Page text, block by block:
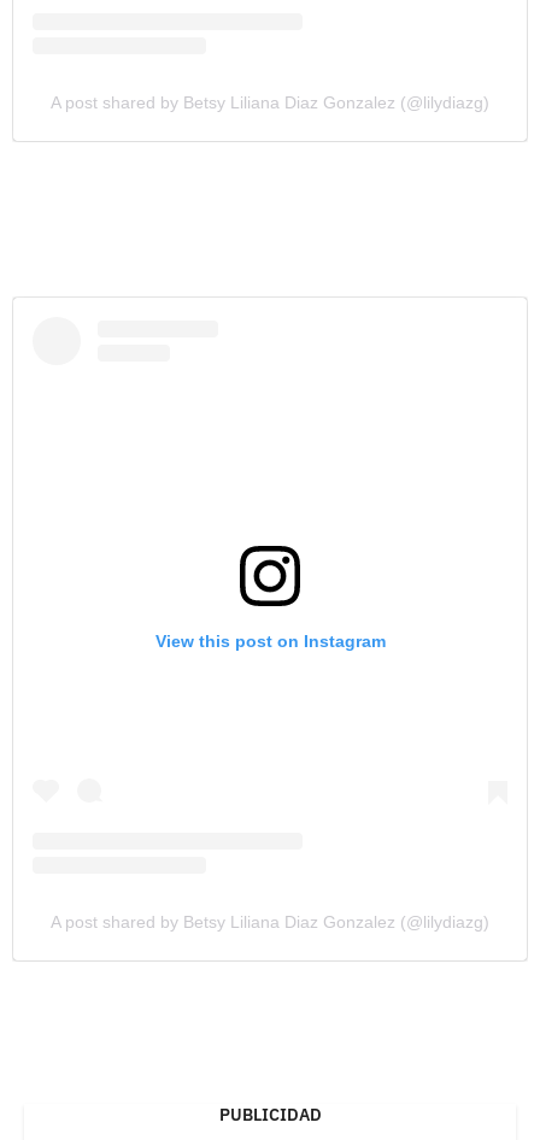
A post shared by Betsy Liliana Diaz Gonzalez (@lilydiazg)
View this post on Instagram
A post shared by Betsy Liliana Diaz Gonzalez (@lilydiazg)
PUBLICIDAD